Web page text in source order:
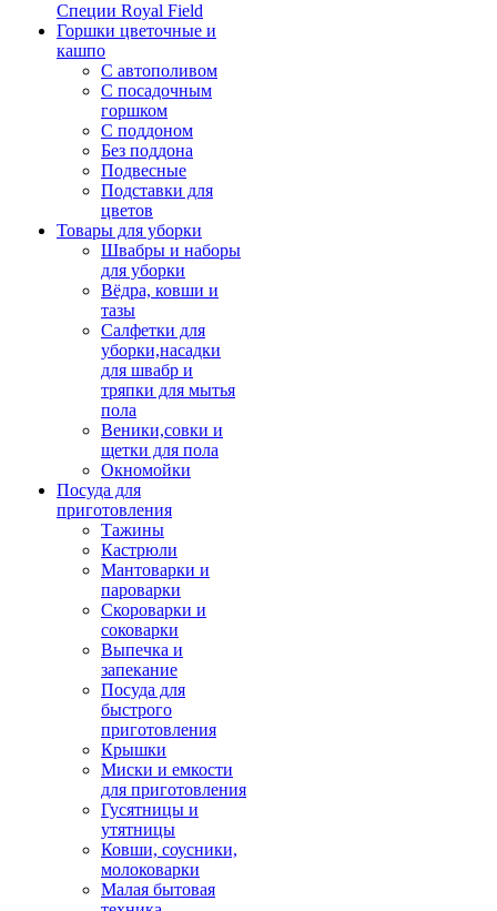
Специи Royal Field
Горшки цветочные и
кашпо
С автополивом
С посадочным
горшком
С поддоном
Без поддона
Подвесные
Подставки для
цветов
Товары для уборки
Швабры и наборы
для уборки
Вёдра, ковши и
тазы
Салфетки для
уборки,насадки
для швабр и
тряпки для мытья
пола
Веники,совки и
щетки для пола
Окномойки
Посуда для
приготовления
Тажины
Кастрюли
Мантоварки и
пароварки
Скороварки и
соковарки
Выпечка и
запекание
Посуда для
быстрого
приготовления
Крышки
Миски и емкости
для приготовления
Гусятницы и
утятницы
Ковши, соусники,
молоковарки
Малая бытовая